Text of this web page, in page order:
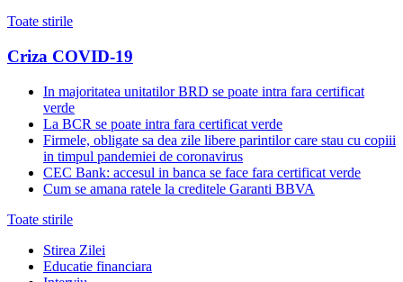
Toate stirile
Criza COVID-19
In majoritatea unitatilor BRD se poate intra fara certificat
verde
La BCR se poate intra fara certificat verde
Firmele, obligate sa dea zile libere parintilor care stau cu copiii
in timpul pandemiei de coronavirus
CEC Bank: accesul in banca se face fara certificat verde
Cum se amana ratele la creditele Garanti BBVA
Toate stirile
Stirea Zilei
Educatie financiara